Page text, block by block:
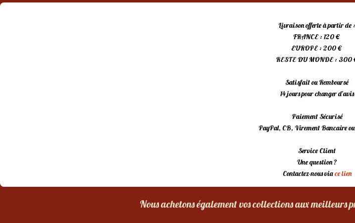
Livraison offerte à partir de :
FRANCE : 120 €
EUROPE : 200 €
RESTE DU MONDE : 300
Satisfait ou Remboursé
14 jours pour changer d’avis
Paiement Sécurisé
PayPal, CB, Virement Bancaire ou
Service Client
Une question ?
Contactez-nous viace lien
Nous achetons également vos collections aux meilleurs